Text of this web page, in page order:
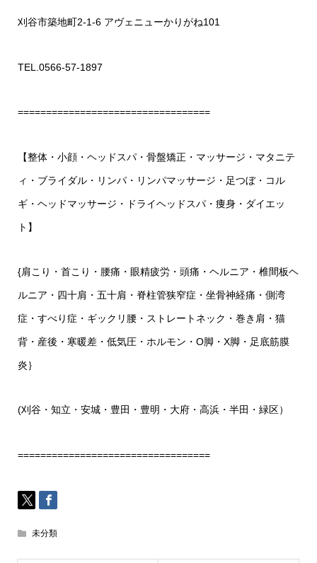
刈谷市築地町2-1-6 アヴェニューかりがね101
TEL.0566-57-1897
==================================
【整体・小顔・ヘッドスパ・骨盤矯正・マッサージ・マタニテ
ィ・ブライダル・リンパ・リンパマッサージ・足つぼ・コル
ギ・ヘッドマッサージ・ドライヘッドスパ・痩身・ダイエッ
ト】
{肩こり・首こり・腰痛・眼精疲労・頭痛・ヘルニア・椎間板ヘ
ルニア・四十肩・五十肩・脊柱管狭窄症・坐骨神経痛・側湾
症・すべり症・ギックリ腰・ストレートネック・巻き肩・猫
背・産後・寒暖差・低気圧・ホルモン・O脚・X脚・足底筋膜
炎｝
(刈谷・知立・安城・豊田・豊明・大府・高浜・半田・緑区）
==================================
未分類